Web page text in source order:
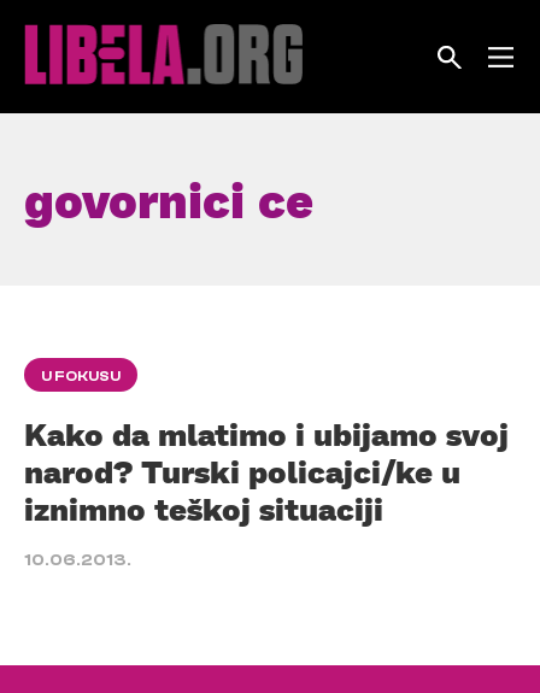
govornici ce
U FOKUSU
Kako da mlatimo i ubijamo svoj
narod? Turski policajci/ke u
iznimno teškoj situaciji
10.06.2013.